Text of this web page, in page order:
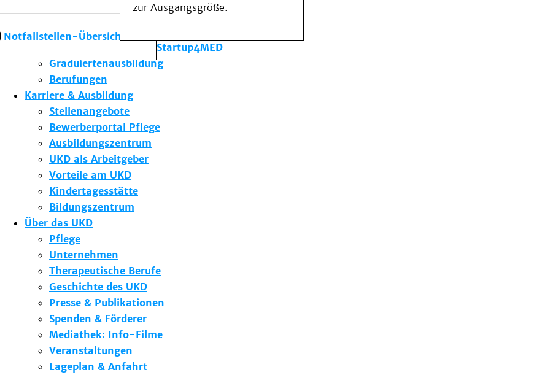
Notfallstellen-Übersicht
zur Ausgangsgröße.
Forschung am UKD
Studium & Lehre
Gründungsförderung Startup4MED
Graduiertenausbildung
Berufungen
Karriere & Ausbildung
Stellenangebote
Bewerberportal Pflege
Ausbildungszentrum
UKD als Arbeitgeber
Vorteile am UKD
Kindertagesstätte
Bildungszentrum
Über das UKD
Pflege
Unternehmen
Therapeutische Berufe
Geschichte des UKD
Presse & Publikationen
Spenden & Förderer
Mediathek: Info-Filme
Veranstaltungen
Lageplan & Anfahrt